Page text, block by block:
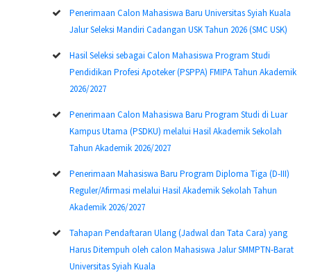
Penerimaan Calon Mahasiswa Baru Universitas Syiah Kuala
Jalur Seleksi Mandiri Cadangan USK Tahun 2026 (SMC USK)
Hasil Seleksi sebagai Calon Mahasiswa Program Studi
Pendidikan Profesi Apoteker (PSPPA) FMIPA Tahun Akademik
2026/2027
Penerimaan Calon Mahasiswa Baru Program Studi di Luar
Kampus Utama (PSDKU) melalui Hasil Akademik Sekolah
Tahun Akademik 2026/2027
Penerimaan Mahasiswa Baru Program Diploma Tiga (D-III)
Reguler/Afirmasi melalui Hasil Akademik Sekolah Tahun
Akademik 2026/2027
Tahapan Pendaftaran Ulang (Jadwal dan Tata Cara) yang
Harus Ditempuh oleh calon Mahasiswa Jalur SMMPTN-Barat
Universitas Syiah Kuala